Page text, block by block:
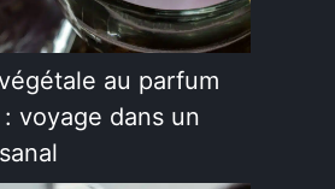
au parfum
voyage dans un